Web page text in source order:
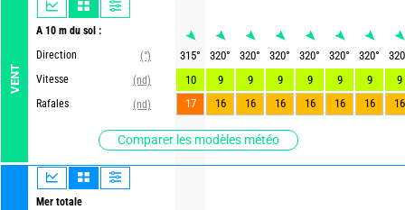
VENT
A 10 m du sol :
Direction
(°)
Vitesse
(nd)
Rafales
(nd)
Comparer les modèles météo
Mer totale
315° 320° 320° 320° 320° 320° 320°
320
10
9 9 9 9 9 9
9
17
16 16 16 16 16 16 16